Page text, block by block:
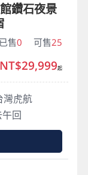
鑽石夜景
已售0 可售25
灣虎航
回
NT$29,999起